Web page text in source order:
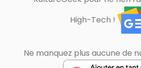
High-Tech !
Ne manquez plus aucune de